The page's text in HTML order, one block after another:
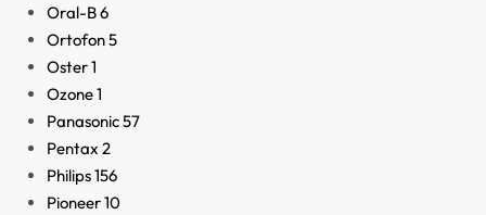
Oral-B6
Ortofon5
Oster1
Ozone1
Panasonic57
Pentax 2
Philips156
Pioneer10